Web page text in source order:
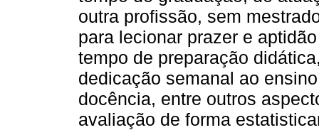
outra profissão, sem
para lecionar prazer e
tempo de preparação
dedicação semanal ao
docência, entre outros
avaliação de forma